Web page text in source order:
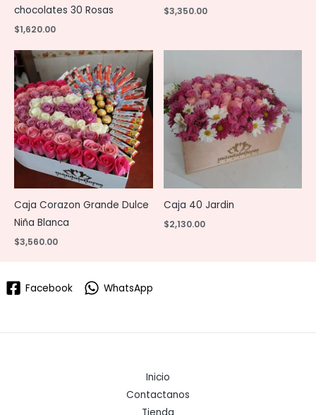
chocolates 30 Rosas
$1,620.00
$3,350.00
Caja Corazon Grande Dulce
Niña Blanca
$3,560.00
Caja 40 Jardin
$2,130.00
Facebook WhatsApp
Inicio
Contactanos